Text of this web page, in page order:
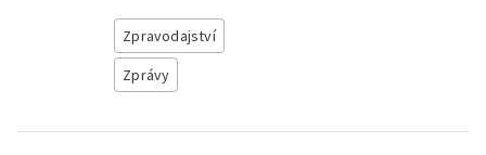
Zpravodajství
Zprávy